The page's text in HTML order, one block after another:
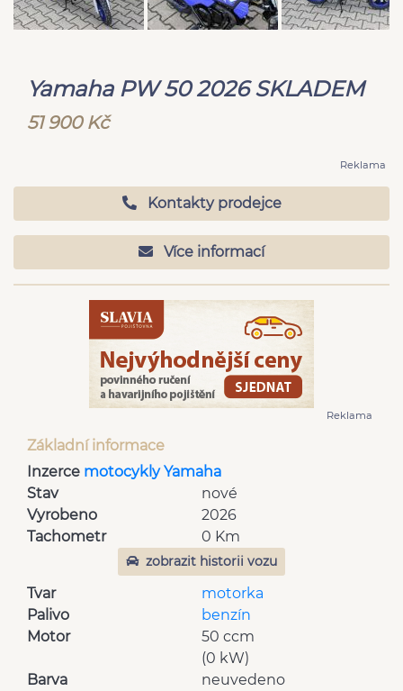
Yamaha PW 50 2026 SKLADEM
51 900 Kč
Reklama
Kontakty prodejce
Více informací
Reklama
Základní informace
Inzerce motocykly Yamaha
Stav
nové
Vyrobeno
2026
Tachometr
0 Km
zobrazit historii vozu
Tvar
motorka
Palivo
benzín
Motor
50 ccm
(0 kW)
Barva
neuvedeno